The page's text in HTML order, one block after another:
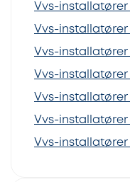
Vvs-installatører
Vvs-installatører
Vvs-installatører
Vvs-installatører
Vvs-installatører
Vvs-installatører
Vvs-installatører